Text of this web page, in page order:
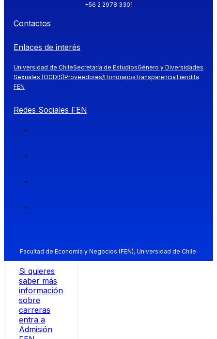
+56 2 2978 3301
Contactos
Enlaces de interés
Universidad de ChileSecretaría de EstudiosGénero y Diversidades
Sexuales (OGDIS)Proveedores/HonorariosTransparenciaTiendita
FEN
Redes Sociales FEN
Facultad de Economía y Negocios (FEN), Universidad de Chile.
Si quieres
saber más
información
sobre
carreras
entra a
Admisión